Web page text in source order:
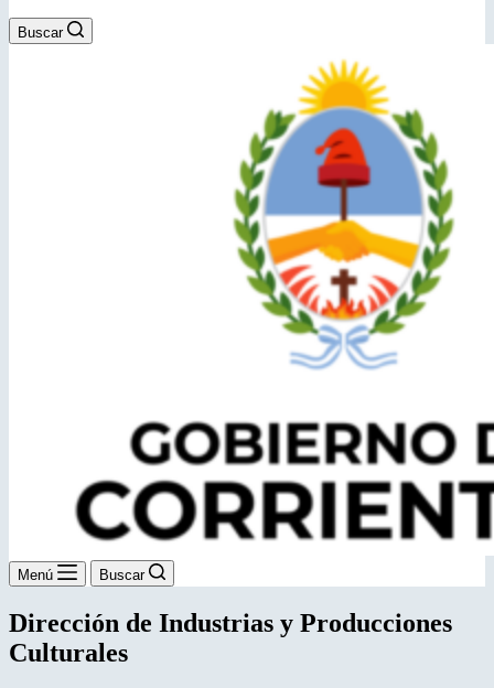
Buscar
Menú Buscar
Dirección de Industrias y Producciones
Culturales